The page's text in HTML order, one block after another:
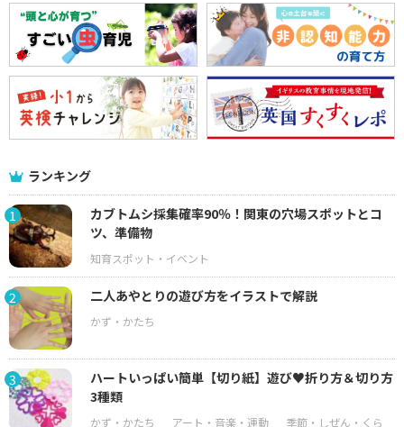
ランキング
1
カブトムシ採集確率90％！関東の穴場スポットとコ
ツ、準備物
2 二人あやとりの遊び方をイラストで解説
3
ハートいっぱい簡単【切り紙】遊び♥折り方＆切り方
3種類